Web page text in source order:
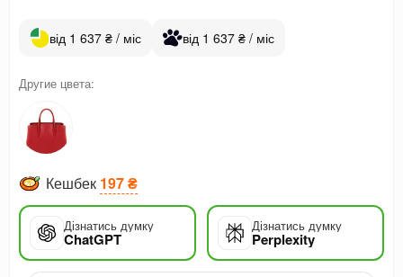
від 1 637 ₴ / міс від 1 637 ₴ / міс
Другие цвета:
Кешбек 197 ₴
Дізнатись думку
ChatGPT
Дізнатись думку
Perplexity